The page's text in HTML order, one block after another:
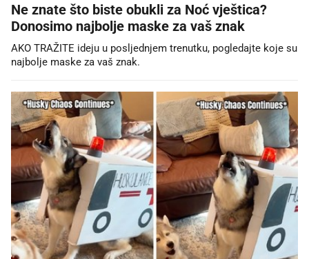
Ne znate što biste obukli za Noć vještica?
Donosimo najbolje maske za vaš znak
AKO TRAŽITE ideju u posljednjem trenutku, pogledajte koje su
najbolje maske za vaš znak.